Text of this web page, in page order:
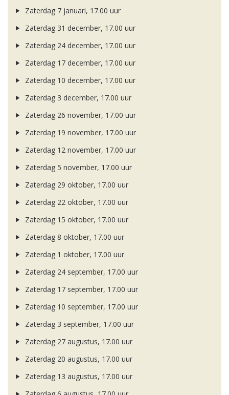
Zaterdag 7 januari, 17.00 uur
Zaterdag 31 december, 17.00 uur
Zaterdag 24 december, 17.00 uur
Zaterdag 17 december, 17.00 uur
Zaterdag 10 december, 17.00 uur
Zaterdag 3 december, 17.00 uur
Zaterdag 26 november, 17.00 uur
Zaterdag 19 november, 17.00 uur
Zaterdag 12 november, 17.00 uur
Zaterdag 5 november, 17.00 uur
Zaterdag 29 oktober, 17.00 uur
Zaterdag 22 oktober, 17.00 uur
Zaterdag 15 oktober, 17.00 uur
Zaterdag 8 oktober, 17.00 uur
Zaterdag 1 oktober, 17.00 uur
Zaterdag 24 september, 17.00 uur
Zaterdag 17 september, 17.00 uur
Zaterdag 10 september, 17.00 uur
Zaterdag 3 september, 17.00 uur
Zaterdag 27 augustus, 17.00 uur
Zaterdag 20 augustus, 17.00 uur
Zaterdag 13 augustus, 17.00 uur